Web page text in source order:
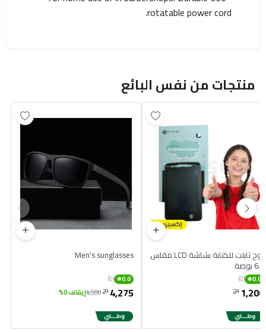
rotatable power cord.
منتجات من نفس البائع
Men's sunglasses
0.0
(0)
4,275 دج 4,500إيقاف 0%
لوح تابلت للكتابة بشاشة LCD مقاس
6.5 بوصة
0.0
(0)
1,200 دج